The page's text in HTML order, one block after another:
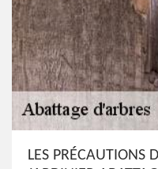
LES PRÉCAUTIONS